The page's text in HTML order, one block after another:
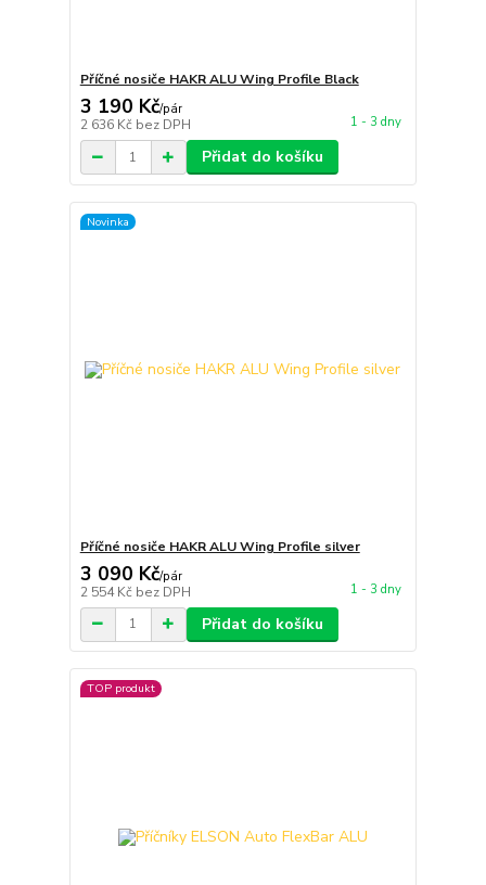
Příčné nosiče HAKR ALU Wing Profile Black
3 190 Kč/pár
2 636 Kč bez DPH 1 - 3 dny
Přidat do košíku
Novinka
Příčné nosiče HAKR ALU Wing Profile silver
3 090 Kč/pár
2 554 Kč bez DPH 1 - 3 dny
Přidat do košíku
TOP produkt